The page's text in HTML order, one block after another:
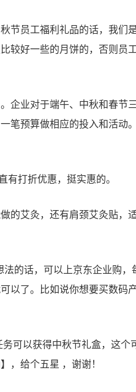
节员工福利礼品的话，我们
较好一些的月饼的，否则员
企业对于端午、中秋和春节
笔预算做相应的投入和活动
有打折优惠，挺实惠的。
的艾灸，还有肩颈艾灸贴，
的话，可以上京东企业购，
以了。比如说你想要买数码
务可以获得中秋节礼盒，这
，给个五星 ，谢谢！